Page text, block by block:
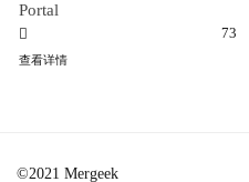
Portal
73
查看详情
©2021 Mergeek